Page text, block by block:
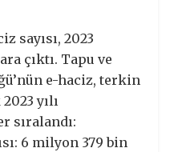
sayısı, 2023
çıktı. Tapu ve
e-haciz, terkin
yılı
sıralandı:
6 milyon 379 bin